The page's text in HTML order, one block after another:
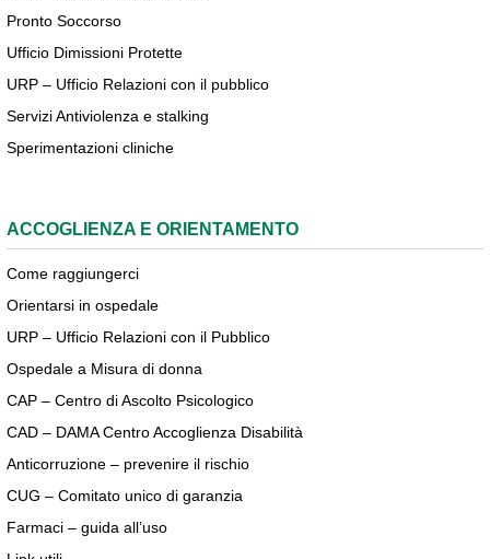
Pronto Soccorso
Ufficio Dimissioni Protette
URP – Ufficio Relazioni con il pubblico
Servizi Antiviolenza e stalking
Sperimentazioni cliniche
ACCOGLIENZA E ORIENTAMENTO
Come raggiungerci
Orientarsi in ospedale
URP – Ufficio Relazioni con il Pubblico
Ospedale a Misura di donna
CAP – Centro di Ascolto Psicologico
CAD – DAMA Centro Accoglienza Disabilità
Anticorruzione – prevenire il rischio
CUG – Comitato unico di garanzia
Farmaci – guida all’uso